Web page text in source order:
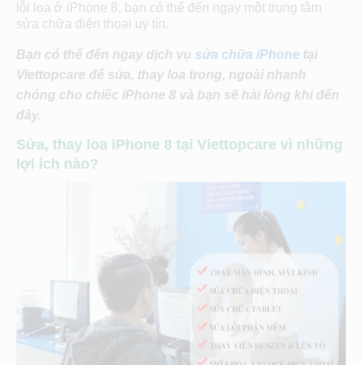
lỗi loa ở iPhone 8, bạn có thể đến ngay một trung tâm
sửa chữa điện thoại uy tín.
Bạn có thể đến ngay dịch vụ sửa chữa iPhone tại
Viettopcare để sửa, thay loa trong, ngoài nhanh
chóng cho chiếc iPhone 8 và bạn sẽ hài lòng khi đến
đây.
Sửa, thay loa iPhone 8 tại Viettopcare vì những
lợi ích nào?